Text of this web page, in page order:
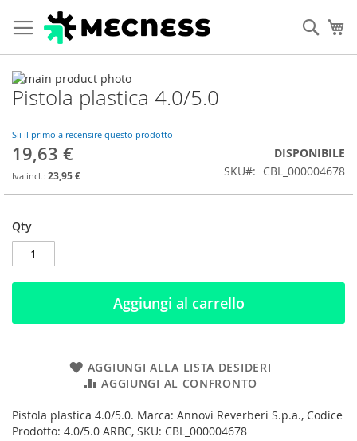
Cerca
Vai
alla
fine
galleria
di
immagini
Vai
all'inizio
galleria
di
immagini
Pistola plastica 4.0/5.0
Sii il primo a recensire questo prodotto
19,63 €
23,95 €
DISPONIBILE
SKU
CBL_000004678
Qty
Aggiungi al carrello
AGGIUNGI ALLA LISTA DESIDERI
AGGIUNGI AL CONFRONTO
Pistola plastica 4.0/5.0. Marca: Annovi Reverberi S.p.a., Codice
Prodotto: 4.0/5.0 ARBC, SKU: CBL_000004678